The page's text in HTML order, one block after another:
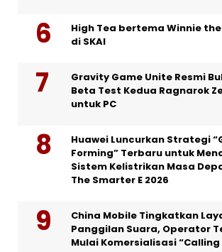
High Tea bertema Winnie the
di SKAI
Gravity Game Unite Resmi
Beta Test Kedua Ragnarok
untuk PC
Huawei Luncurkan Strategi
Forming” Terbaru untuk
Sistem Kelistrikan Masa
The Smarter E 2026
China Mobile Tingkatkan
Panggilan Suara, Operator
Mulai Komersialisasi “Calling